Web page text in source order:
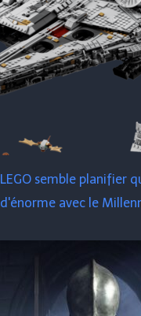
LEGO semble planifier
d'énorme avec le